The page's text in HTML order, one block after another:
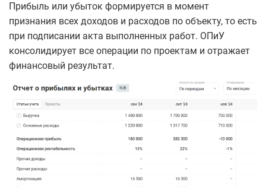
Прибыль или убыток формируется в момент
признания всех доходов и расходов по объекту, то есть
при подписании акта выполненных работ. ОПиУ
консолидирует все операции по проектам и отражает
финансовый результат.